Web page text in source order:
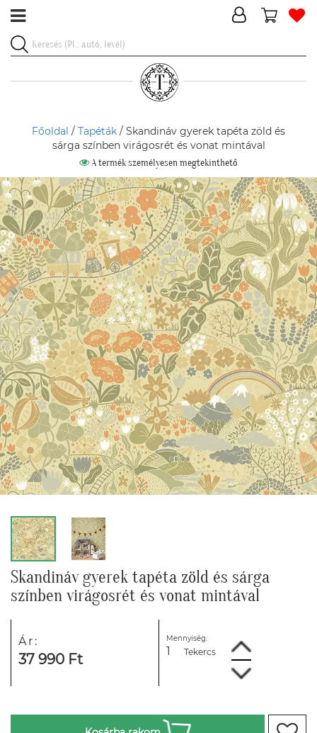
Főoldal / Tapéták / Skandináv gyerek tapéta zöld és
sárga színben virágosrét és vonat mintával
A termék személyesen megtekinthető
Skandináv gyerek tapéta zöld és sárga
színben virágosrét és vonat mintával
Ár:
37 990 Ft
Mennyiség:
Tekercs